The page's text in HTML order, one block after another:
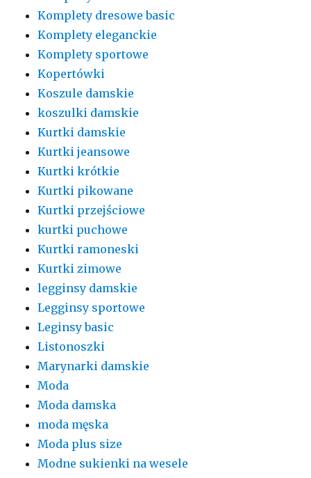
Komplety dresowe basic
Komplety eleganckie
Komplety sportowe
Kopertówki
Koszule damskie
koszulki damskie
Kurtki damskie
Kurtki jeansowe
Kurtki krótkie
Kurtki pikowane
Kurtki przejściowe
kurtki puchowe
Kurtki ramoneski
Kurtki zimowe
legginsy damskie
Legginsy sportowe
Leginsy basic
Listonoszki
Marynarki damskie
Moda
Moda damska
moda męska
Moda plus size
Modne sukienki na wesele